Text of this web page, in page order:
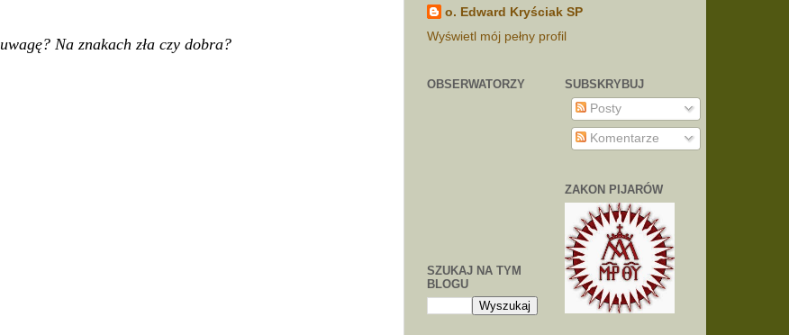
Na znakach zła czy dobra?
o. Edward Kryściak SP
Wyświetl mój pełny profil
OBSERWATORZY
SZUKAJ NA TYM
BLOGU
SUBSKRYBUJ
Posty
Komentarze
ZAKON PIJARÓW